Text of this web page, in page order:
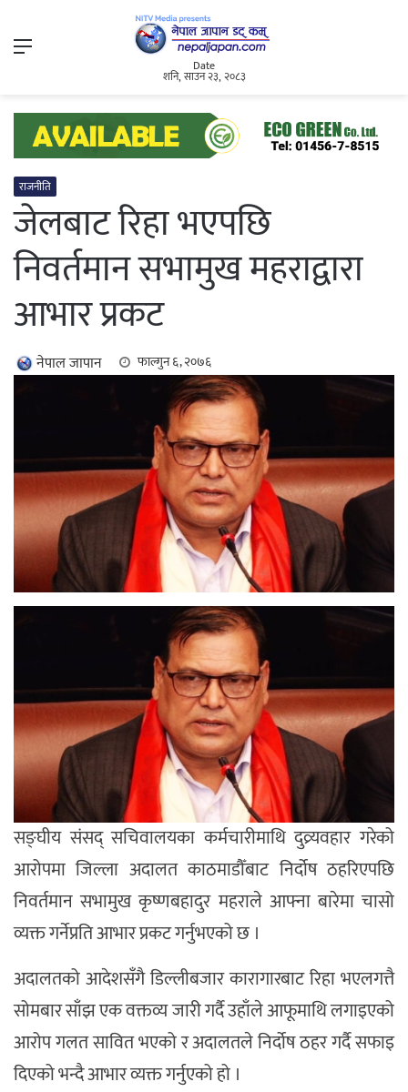
Menu
Date
शनि, साउन २३, २०८३
राजनीति
जेलबाट रिहा भएपछि
निवर्तमान सभामुख महराद्वारा
आभार प्रकट
नेपाल जापान फाल्गुन ६, २०७६
सङ्घीय संसद् सचिवालयका कर्मचारीमाथि दुव्र्यवहार गरेको
आरोपमा जिल्ला अदालत काठमाडौँबाट निर्दोष ठहरिएपछि
निवर्तमान सभामुख कृष्णबहादुर महराले आफ्ना बारेमा चासो
व्यक्त गर्नेप्रति आभार प्रकट गर्नुभएको छ ।
अदालतको आदेशसँगै डिल्लीबजार कारागारबाट रिहा भएलगत्तै
सोमबार साँझ एक वक्तव्य जारी गर्दै उहाँले आफूमाथि लगाइएको
आरोप गलत सावित भएको र अदालतले निर्दोष ठहर गर्दै सफाइ
दिएको भन्दै आभार व्यक्त गर्नुएको हो ।